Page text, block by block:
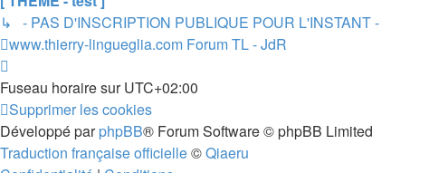
↳ - PAS D'INSCRIPTION PUBLIQUE POUR L'INSTANT -
www.thierry-lingueglia.com Forum TL - JdR
Fuseau horaire surUTC+02:00
Supprimer les cookies
Développé parphpBB® Forum Software © phpBB Limited
Traduction française officielle©Qiaeru